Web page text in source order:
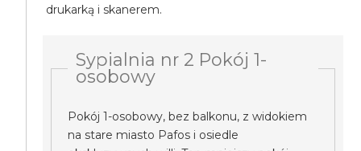
drukarką i skanerem.
Sypialnia nr 2 Pokój 1-
osobowy
Pokój 1-osobowy, bez balkonu, z widokiem
na stare miasto Pafos i osiedle